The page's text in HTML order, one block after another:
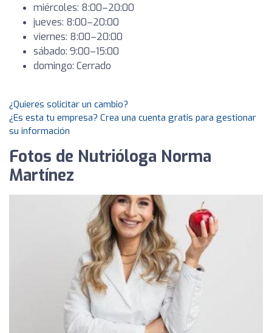
miércoles: 8:00–20:00
jueves: 8:00–20:00
viernes: 8:00–20:00
sábado: 9:00–15:00
domingo: Cerrado
¿Quieres solicitar un cambio?
¿Es esta tu empresa? Crea una cuenta gratis para gestionar
su información
Fotos de Nutrióloga Norma
Martínez